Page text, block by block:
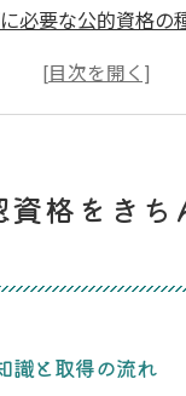
必要な公的資格の
格は国家資格か民間
国家資格の特徴と取
資格の信頼性と将来
格をきち
識と取得の流れ